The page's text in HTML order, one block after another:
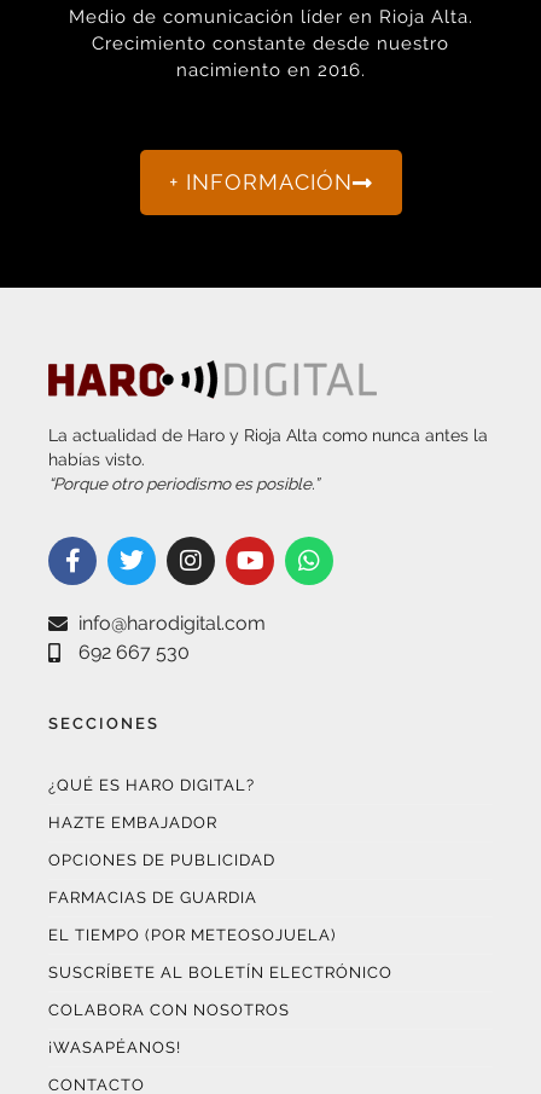
Medio de comunicación líder en Rioja Alta.
Crecimiento constante desde nuestro
nacimiento en 2016.
+ INFORMACIÓN
La actualidad de Haro y Rioja Alta como nunca antes la
habías visto.
“Porque otro periodismo es posible.”
info@harodigital.com
692 667 530
SECCIONES
¿QUÉ ES HARO DIGITAL?
HAZTE EMBAJADOR
OPCIONES DE PUBLICIDAD
FARMACIAS DE GUARDIA
EL TIEMPO (POR METEOSOJUELA)
SUSCRÍBETE AL BOLETÍN ELECTRÓNICO
COLABORA CON NOSOTROS
¡WASAPÉANOS!
CONTACTO